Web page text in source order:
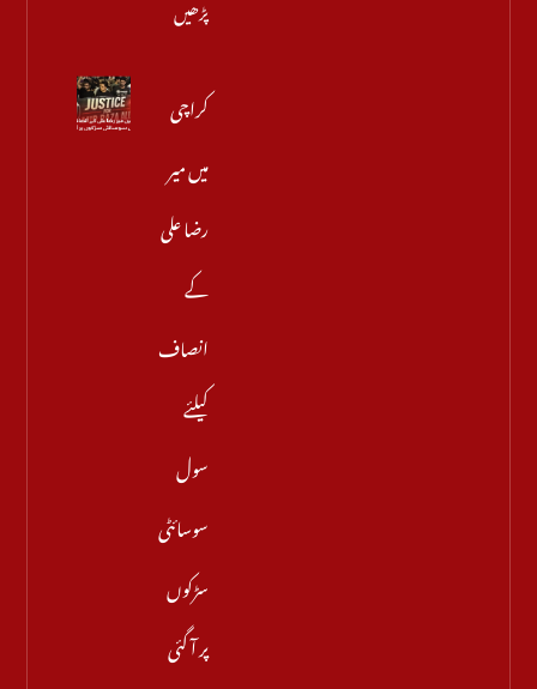
پڑھیں
کراچی
میں میر
رضا علی
کے
انصاف
کیلئے
سول
سوسائٹی
سڑکوں
پر آ گئی